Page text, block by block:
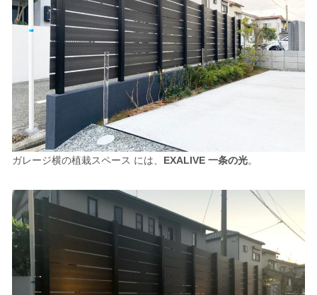
ガレージ横の植栽スペース には、 EXALIVE 一条の光。